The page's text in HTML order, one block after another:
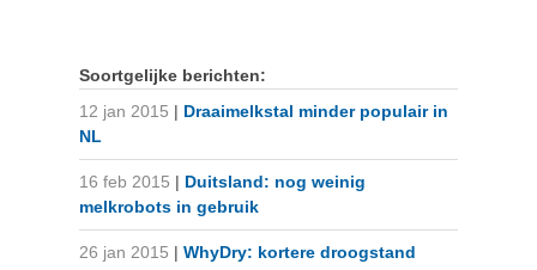
Soortgelijke berichten:
12 jan 2015 | Draaimelkstal minder populair in
NL
16 feb 2015 | Duitsland: nog weinig
melkrobots in gebruik
26 jan 2015 | WhyDry: kortere droogstand